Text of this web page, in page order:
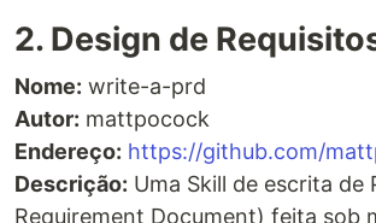
2. Design de
Nome: write-a-prd
Autor: mattpocock
Endereço: https://github.com/
Descrição: Uma Skill de escrita de
Requirement Document) feita sob